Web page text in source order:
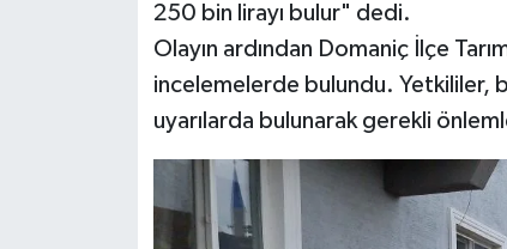
250 bin lirayı bulur" dedi.
Olayın ardından Domaniç İlçe
incelemelerde bulundu. Yetkililer,
uyarılarda bulunarak gerekli